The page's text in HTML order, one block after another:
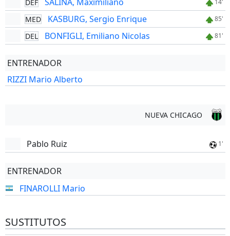
DEF 14'
MED KASBURG, Sergio Enrique 85'
DEL BONFIGLI, Emiliano Nicolas 81'
ENTRENADOR
RIZZI Mario Alberto
NUEVA CHICAGO
Pablo Ruiz 1'
ENTRENADOR
FINAROLLI Mario
SUSTITUTOS